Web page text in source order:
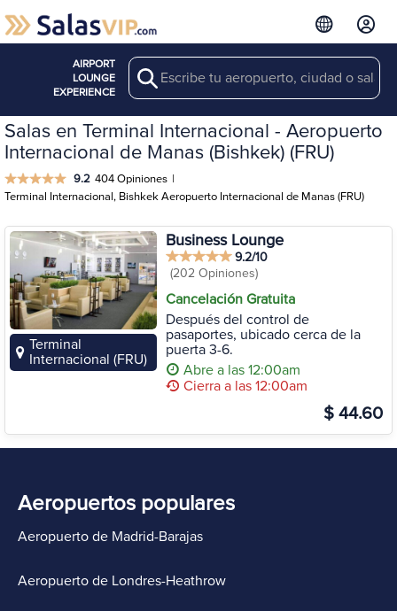
AIRPORT
LOUNGE
EXPERIENCE
Search
Salas en Terminal Internacional - Aeropuerto
Internacional de Manas (Bishkek) (FRU)
9.2 404 Opiniones |
Terminal Internacional, Bishkek Aeropuerto Internacional de Manas (FRU)
Terminal
Internacional (FRU)
Business Lounge
9.2/10
(202 Opiniones)
Cancelación Gratuita
Después del control de
pasaportes, ubicado cerca de la
puerta 3-6.
Abre a las 12:00am
Cierra a las 12:00am
$ 44.60
Aeropuertos populares
Aeropuerto de Madrid-Barajas
Aeropuerto de Londres-Heathrow